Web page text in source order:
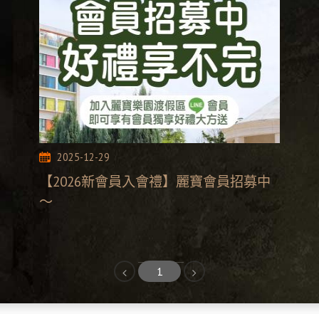
2025-12-29
【2026新會員入會禮】麗寶會員招募中
～
1